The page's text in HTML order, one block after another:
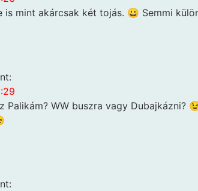
is mint akárcsak két tojás. 😀 Semmi
Palikám? WW buszra vagy Dubajkázni?